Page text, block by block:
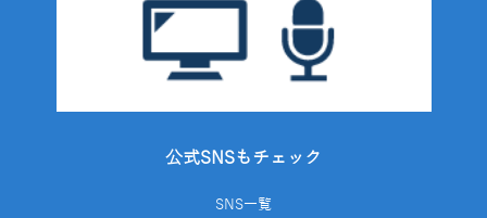
公式SNSもチェック
SNS一覧